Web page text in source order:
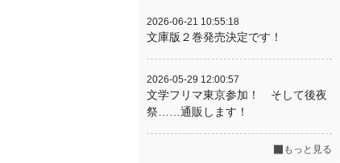
2026-06-21 10:55:18
文庫版２巻発売決定です！
2026-05-29 12:00:57
文学フリマ東京参加！ そして後夜
祭……通販します！
もっと見る